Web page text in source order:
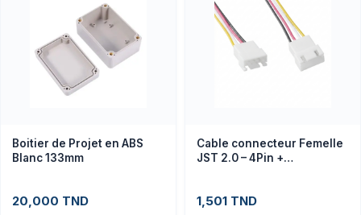
Boitier de Projet en ABS
Blanc 133mm
20,000 TND
Cable connecteur Femelle
JST 2.0 – 4Pin +
1,501 TND